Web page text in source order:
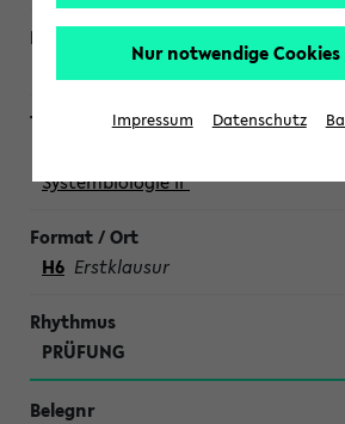
Systembiologie II"
H6 Erstklausur
PRÜFUNG
Nur notwendige Cookies
Impressum Datenschutz